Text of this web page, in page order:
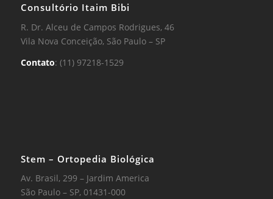
Consultório Itaim Bibi
R. Dr. Alceu de Campos Rodrigues, 46
Vila Nova Conceição, São Paulo – SP
Contato: (11) 97218-1529
Stem – Ortopedia Biológica
Av. Brasil, 299 – Jardim America
São Paulo – SP, 01431-000